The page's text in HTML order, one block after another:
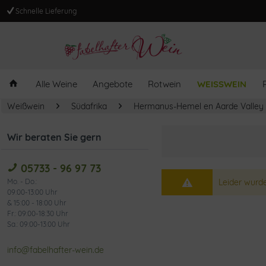
Schnelle Lieferung
Alle Weine Angebote Rotwein WEISSWEIN
Weißwein Südafrika Hermanus-Hemel en Aarde Valley
Wir beraten Sie gern
05733 - 96 97 73
Mo. - Do.:
09:00-13:00 Uhr
& 15:00 - 18:00 Uhr
Fr.: 09:00-18:30 Uhr
Sa.: 09:00-13:00 Uhr
info@fabelhafter-wein.de
Leider